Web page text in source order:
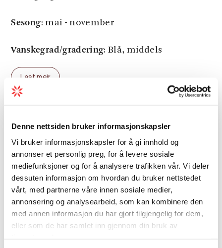
Denne nettsiden bruker informasjonskapsler
Vi bruker informasjonskapsler for å gi innhold og
annonser et personlig preg, for å levere sosiale
mediefunksjoner og for å analysere trafikken vår. Vi deler
dessuten informasjon om hvordan du bruker nettstedet
vårt, med partnerne våre innen sosiale medier,
annonsering og analysearbeid, som kan kombinere den
med annen informasjon du har gjort tilgjengelig for dem,
eller som de har samlet inn gjennom din bruk av
Sesong: mai - november
Vanskegrad/gradering: Blå, middels
Last meir
Avstand
Sesong
Varighet